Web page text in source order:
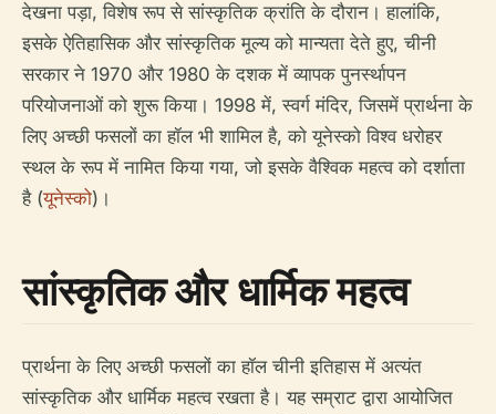
देखना पड़ा, विशेष रूप से सांस्कृतिक क्रांति के दौरान। हालांकि,
इसके ऐतिहासिक और सांस्कृतिक मूल्य को मान्यता देते हुए, चीनी
सरकार ने 1970 और 1980 के दशक में व्यापक पुनर्स्थापन
परियोजनाओं को शुरू किया। 1998 में, स्वर्ग मंदिर, जिसमें प्रार्थना के
लिए अच्छी फसलों का हॉल भी शामिल है, को यूनेस्को विश्व धरोहर
स्थल के रूप में नामित किया गया, जो इसके वैश्विक महत्व को दर्शाता
है (यूनेस्को)।
सांस्कृतिक और धार्मिक महत्व
प्रार्थना के लिए अच्छी फसलों का हॉल चीनी इतिहास में अत्यंत
सांस्कृतिक और धार्मिक महत्व रखता है। यह सम्राट द्वारा आयोजित